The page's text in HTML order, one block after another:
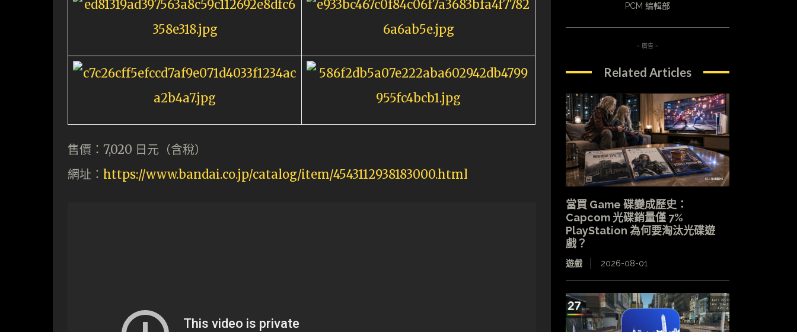
售價：7,020 日元（含稅）
網址： https://www.bandai.co.jp/catalog/item/4543112938183000.html
PCM 編輯部
- 廣告 -
Related Articles
當買 Game 碟變成歷史：
Capcom 光碟銷量僅 7%
PlayStation 為何要淘汰光碟遊
戲？
遊戲 2026-08-01